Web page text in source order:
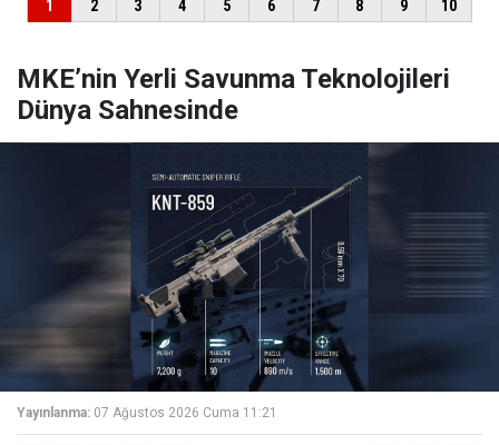
MKE’nin Yerli Savunma Teknolojileri
Dünya Sahnesinde
Yayınlanma: 07 Ağustos 2026 Cuma 11:21